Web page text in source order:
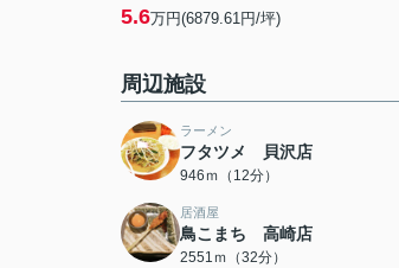
5.6万円(6879.61円/坪)
周辺施設
ラーメン
フタツメ 貝沢店
946ｍ（12分）
居酒屋
鳥こまち 高崎店
2551ｍ（32分）